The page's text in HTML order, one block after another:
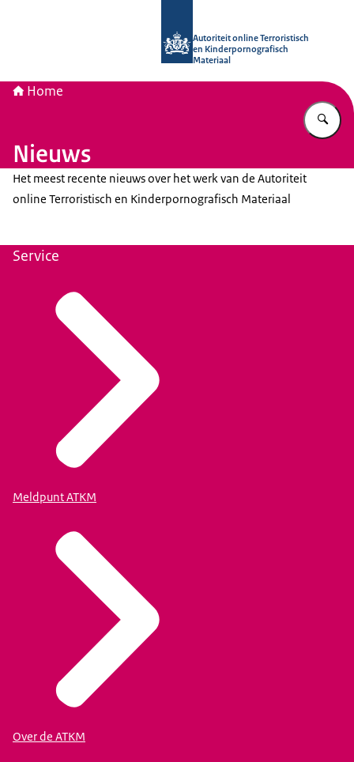
Autoriteit online Terroristisch
en Kinderpornografisch
Materiaal
Home
Nieuws
Het meest recente nieuws over het werk van de Autoriteit
online Terroristisch en Kinderpornografisch Materiaal
Service
Meldpunt ATKM
Over de ATKM